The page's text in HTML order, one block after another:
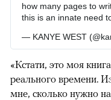
how many pages to
this is an innate need
— KANYE WEST
«Кстати, это моя
реального времени.
мне, сколько нужно